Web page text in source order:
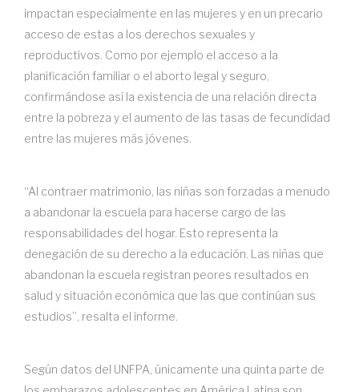
impactan especialmente en las mujeres y en un precario
acceso de estas a los derechos sexuales y
reproductivos. Como por ejemplo el acceso a la
planificación familiar o el aborto legal y seguro,
confirmándose así la existencia de una relación directa
entre la pobreza y el aumento de las tasas de fecundidad
entre las mujeres más jóvenes.
“Al contraer matrimonio, las niñas son forzadas a menudo
a abandonar la escuela para hacerse cargo de las
responsabilidades del hogar. Esto representa la
denegación de su derecho a la educación. Las niñas que
abandonan la escuela registran peores resultados en
salud y situación económica que las que continúan sus
estudios”, resalta el informe.
Según datos del UNFPA, únicamente una quinta parte de